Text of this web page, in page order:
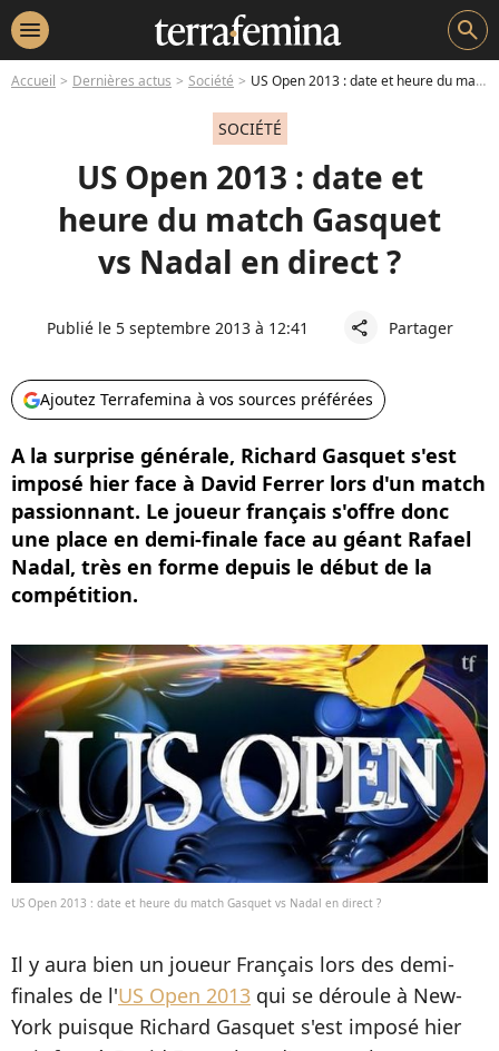
menu search
Accueil Dernières actus Société US Open 2013 : date et heure du match Gasquet vs Nadal en direct ?
SOCIÉTÉ
US Open 2013 : date et
heure du match Gasquet
vs Nadal en direct ?
Publié le 5 septembre 2013 à 12:41 share Partager
Ajoutez Terrafemina à vos sources préférées
A la surprise générale, Richard Gasquet s'est
imposé hier face à David Ferrer lors d'un match
passionnant. Le joueur français s'offre donc
une place en demi-finale face au géant Rafael
Nadal, très en forme depuis le début de la
compétition.
US Open 2013 : date et heure du match Gasquet vs Nadal en direct ?
Il y aura bien un joueur Français lors des demi-
finales de l'US Open 2013 qui se déroule à New-
York puisque Richard Gasquet s'est imposé hier